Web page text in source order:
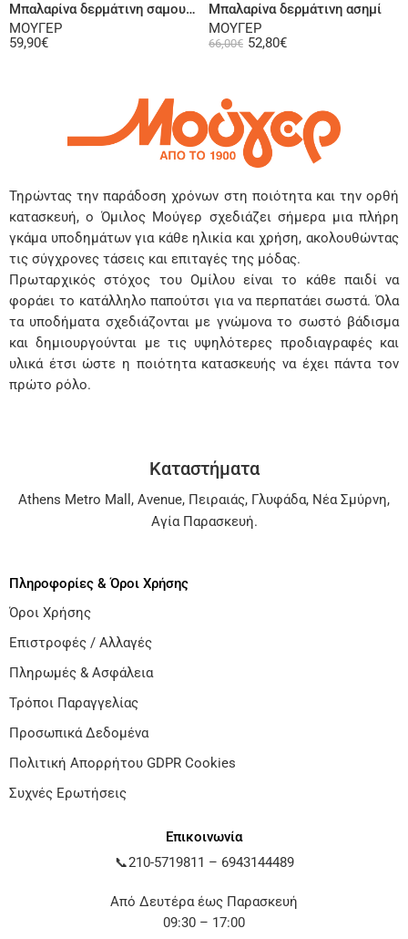
Μπαλαρίνα δερμάτινη σαμουά μαύρη
ΜΟΥΓΕΡ
59,90€
Μπαλαρίνα δερμάτινη ασημί
ΜΟΥΓΕΡ
66,00€ 52,80€
Τηρώντας την παράδοση χρόνων στη ποιότητα και την ορθή
κατασκευή, ο Όμιλος Μούγερ σχεδιάζει σήμερα μια πλήρη
γκάμα υποδημάτων για κάθε ηλικία και χρήση, ακολουθώντας
τις σύγχρονες τάσεις και επιταγές της μόδας.
Πρωταρχικός στόχος του Ομίλου είναι το κάθε παιδί να
φοράει το κατάλληλο παπούτσι για να περπατάει σωστά. Όλα
τα υποδήματα σχεδιάζονται με γνώμονα το σωστό βάδισμα
και δημιουργούνται με τις υψηλότερες προδιαγραφές και
υλικά έτσι ώστε η ποιότητα κατασκευής να έχει πάντα τον
πρώτο ρόλο.
Καταστήματα
Athens Metro Mall , Avenue, Πειραιάς, Γλυφάδα, Νέα Σμύρνη,
Αγία Παρασκευή.
Πληροφορίες & Όροι Χρήσης
Όροι Χρήσης
Επιστροφές / Αλλαγές
Πληρωμές & Ασφάλεια
Τρόποι Παραγγελίας
Προσωπικά Δεδομένα
Πολιτική Απορρήτου GDPR Cookies
Συχνές Ερωτήσεις
Επικοινωνία
📞210-5719811 – 6943144489
Από Δευτέρα έως Παρασκευή
09:30 – 17:00